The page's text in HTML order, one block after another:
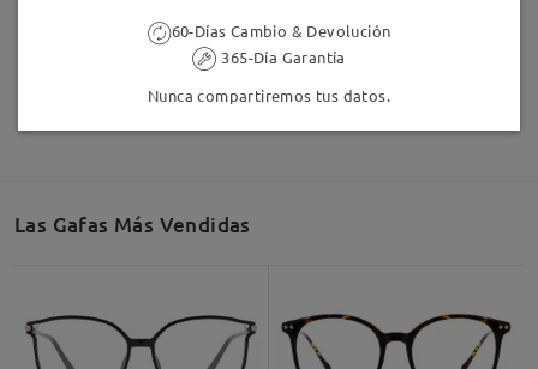
9,95 € MT81791
Las Gafas Más Vendidas
60-Días Cambio & Devolución
365-Día Garantía
Nunca compartiremos tus datos.